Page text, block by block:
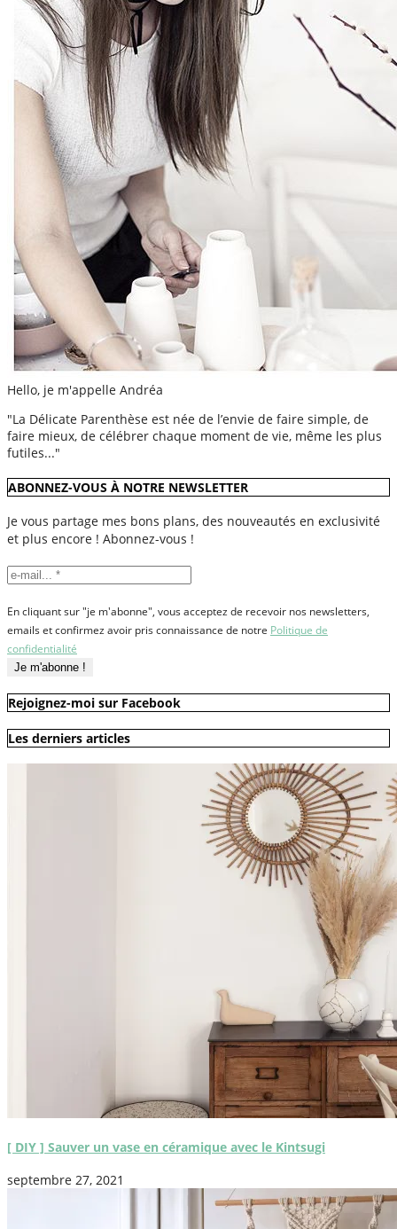
Hello, je m'appelle Andréa
"La Délicate Parenthèse est née de l’envie de faire simple, de
faire mieux, de célébrer chaque moment de vie, même les plus
futiles..."
ABONNEZ-VOUS À NOTRE NEWSLETTER
Je vous partage mes bons plans, des nouveautés en exclusivité
et plus encore ! Abonnez-vous !
En cliquant sur "je m'abonne", vous acceptez de recevoir nos newsletters,
emails et confirmez avoir pris connaissance de notre Politique de
confidentialité
Rejoignez-moi sur Facebook
Les derniers articles
[ DIY ] Sauver un vase en céramique avec le Kintsugi
septembre 27, 2021